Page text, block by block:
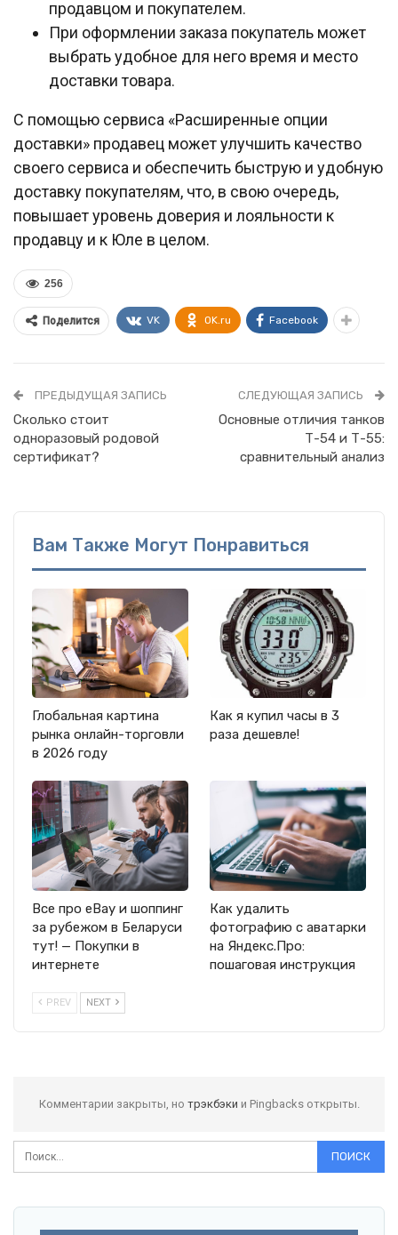
продавцом и покупателем.
При оформлении заказа покупатель может
выбрать удобное для него время и место
доставки товара.
С помощью сервиса «Расширенные опции
доставки» продавец может улучшить качество
своего сервиса и обеспечить быструю и удобную
доставку покупателям, что, в свою очередь,
повышает уровень доверия и лояльности к
продавцу и к Юле в целом.
256
Поделится VK OK.ru Facebook
ПРЕДЫДУЩАЯ ЗАПИСЬ
Сколько стоит
одноразовый родовой
сертификат?
СЛЕДУЮЩАЯ ЗАПИСЬ
Основные отличия танков
Т-54 и Т-55:
сравнительный анализ
Вам Также Могут Понравиться
Глобальная картина
рынка онлайн-торговли
в 2026 году
Как я купил часы в 3
раза дешевле!
Все про eBay и шоппинг
за рубежом в Беларуси
тут! — Покупки в
интернете
Как удалить
фотографию с аватарки
на Яндекс.Про:
пошаговая инструкция
PREV NEXT
Комментарии закрыты, но трэкбэки и Pingbacks открыты.